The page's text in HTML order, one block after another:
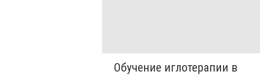
Обучение иглотерапии в